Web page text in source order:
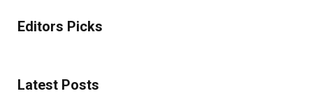
Editors Picks
Latest Posts